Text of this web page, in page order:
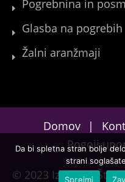
Pogrebnina in
Glasba na pogrebih
Žalni aranžmaji
Domov
Pogoji
© 2023 Izvedba:
Da bi spletna stran bolje
strani
Sprejmi